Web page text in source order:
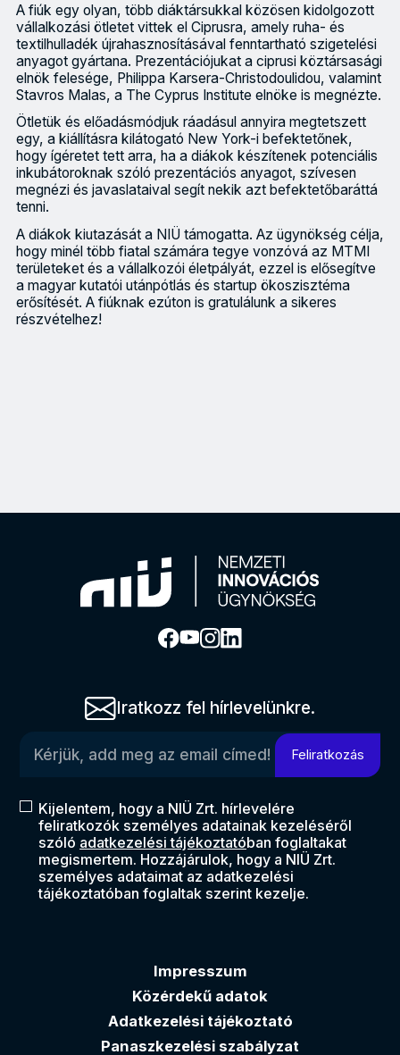
A fiúk egy olyan, több diáktársukkal közösen kidolgozott
vállalkozási ötletet vittek el Ciprusra, amely ruha- és
textilhulladék újrahasznosításával fenntartható szigetelési
anyagot gyártana. Prezentációjukat a ciprusi köztársasági
elnök felesége, Philippa Karsera-Christodoulidou, valamint
Stavros Malas, a The Cyprus Institute elnöke is megnézte.
Ötletük és előadásmódjuk ráadásul annyira megtetszett
egy, a kiállításra kilátogató New York-i befektetőnek,
hogy ígéretet tett arra, ha a diákok készítenek potenciális
inkubátoroknak szóló prezentációs anyagot, szívesen
megnézi és javaslataival segít nekik azt befektetőbaráttá
tenni.
A diákok kiutazását a NIÜ támogatta. Az ügynökség célja,
hogy minél több fiatal számára tegye vonzóvá az MTMI
területeket és a vállalkozói életpályát, ezzel is elősegítve
a magyar kutatói utánpótlás és startup ökoszisztéma
erősítését. A fiúknak ezúton is gratulálunk a sikeres
részvételhez!
Iratkozz fel hírlevelünkre.
Feliratkozás
Kijelentem, hogy a NIÜ Zrt. hírlevelére
feliratkozók személyes adatainak kezeléséről
szóló adatkezelési tájékoztatóban foglaltakat
megismertem. Hozzájárulok, hogy a NIÜ Zrt.
személyes adataimat az adatkezelési
tájékoztatóban foglaltak szerint kezelje.
Impresszum
Közérdekű adatok
Adatkezelési tájékoztató
Panaszkezelési szabályzat